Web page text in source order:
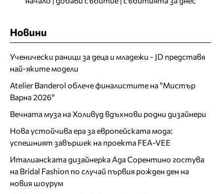
Новини
Ученически раници за деца и младежи - JD представя
най-яките модели
Atelier Banderol облече финалистите на "Мистър
Варна 2026"
Вечната муза на Холивуд вдъхнови родни дизайнери
Нова устойчива ера за европейската мода:
успешният завършек на проекта FEA-VEE
Италианската дизайнерка Ада Сорентино гостува
на Bridal Fashion по случай първия рожден ден на
новия шоурум